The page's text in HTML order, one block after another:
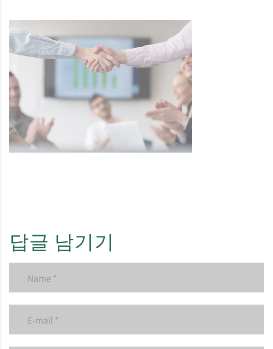
답글 남기기